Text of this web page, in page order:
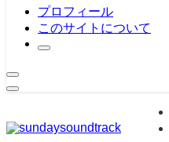
プロフィール
このサイトについて